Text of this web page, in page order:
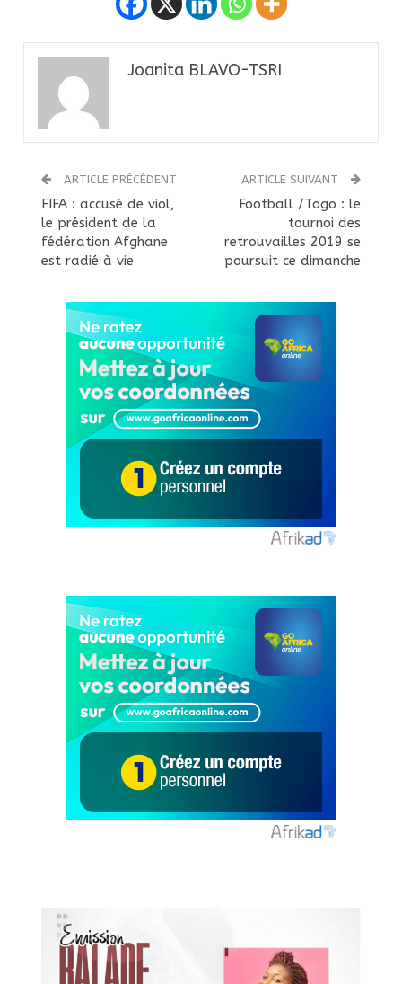
Joanita BLAVO-TSRI
ARTICLE PRÉCÉDENT
FIFA : accusé de viol,
le président de la
fédération Afghane
est radié à vie
ARTICLE SUIVANT
Football /Togo : le
tournoi des
retrouvailles 2019 se
poursuit ce dimanche